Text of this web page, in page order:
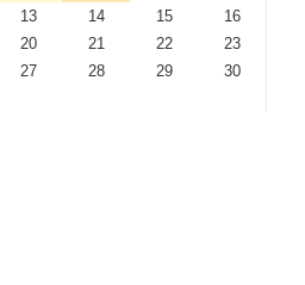
13 14 15
16
20 21 22
23
27 28 29
30